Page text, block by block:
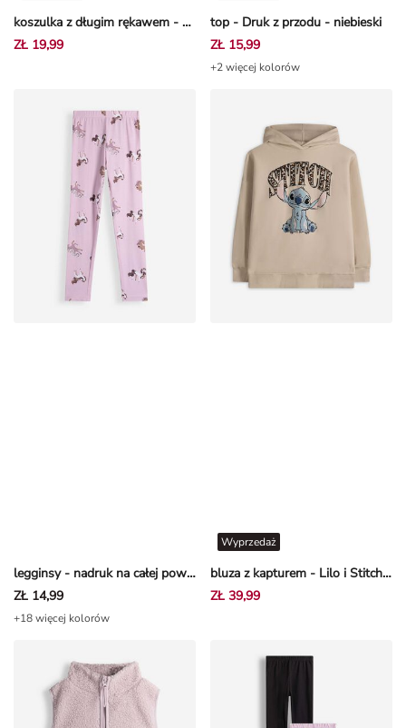
koszulka z długim rękawem - nadruk na całej powierzchni - Złamana biel
ZŁ 19,99
top - Druk z przodu - niebieski
ZŁ 15,99
+2 więcej kolorów
legginsy - nadruk na całej powierzchni - Jasnoróżowy
ZŁ 14,99
+18 więcej kolorów
bluza z kapturem - Lilo i Stitch - Beżowy
Wyprzedaż
ZŁ 39,99